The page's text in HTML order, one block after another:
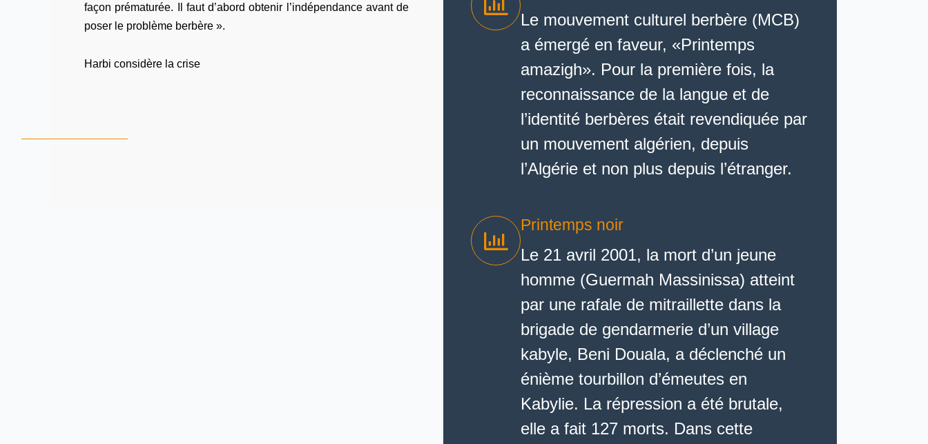
façon prématurée. Il faut d’abord obtenir l’indépendance avant de
poser le problème berbère ».
Harbi considère la crise
Le mouvement culturel berbère (MCB)
a émergé en faveur, «Printemps
amazigh». Pour la première fois, la
reconnaissance de la langue et de
l’identité berbères était revendiquée par
un mouvement algérien, depuis
l’Algérie et non plus depuis l’étranger.
Printemps noir
Le 21 avril 2001, la mort d’un jeune
homme (Guermah Massinissa) atteint
par une rafale de mitraillette dans la
brigade de gendarmerie d’un village
kabyle, Beni Douala, a déclenché un
énième tourbillon d’émeutes en
Kabylie. La répression a été brutale,
elle a fait 127 morts. Dans cette